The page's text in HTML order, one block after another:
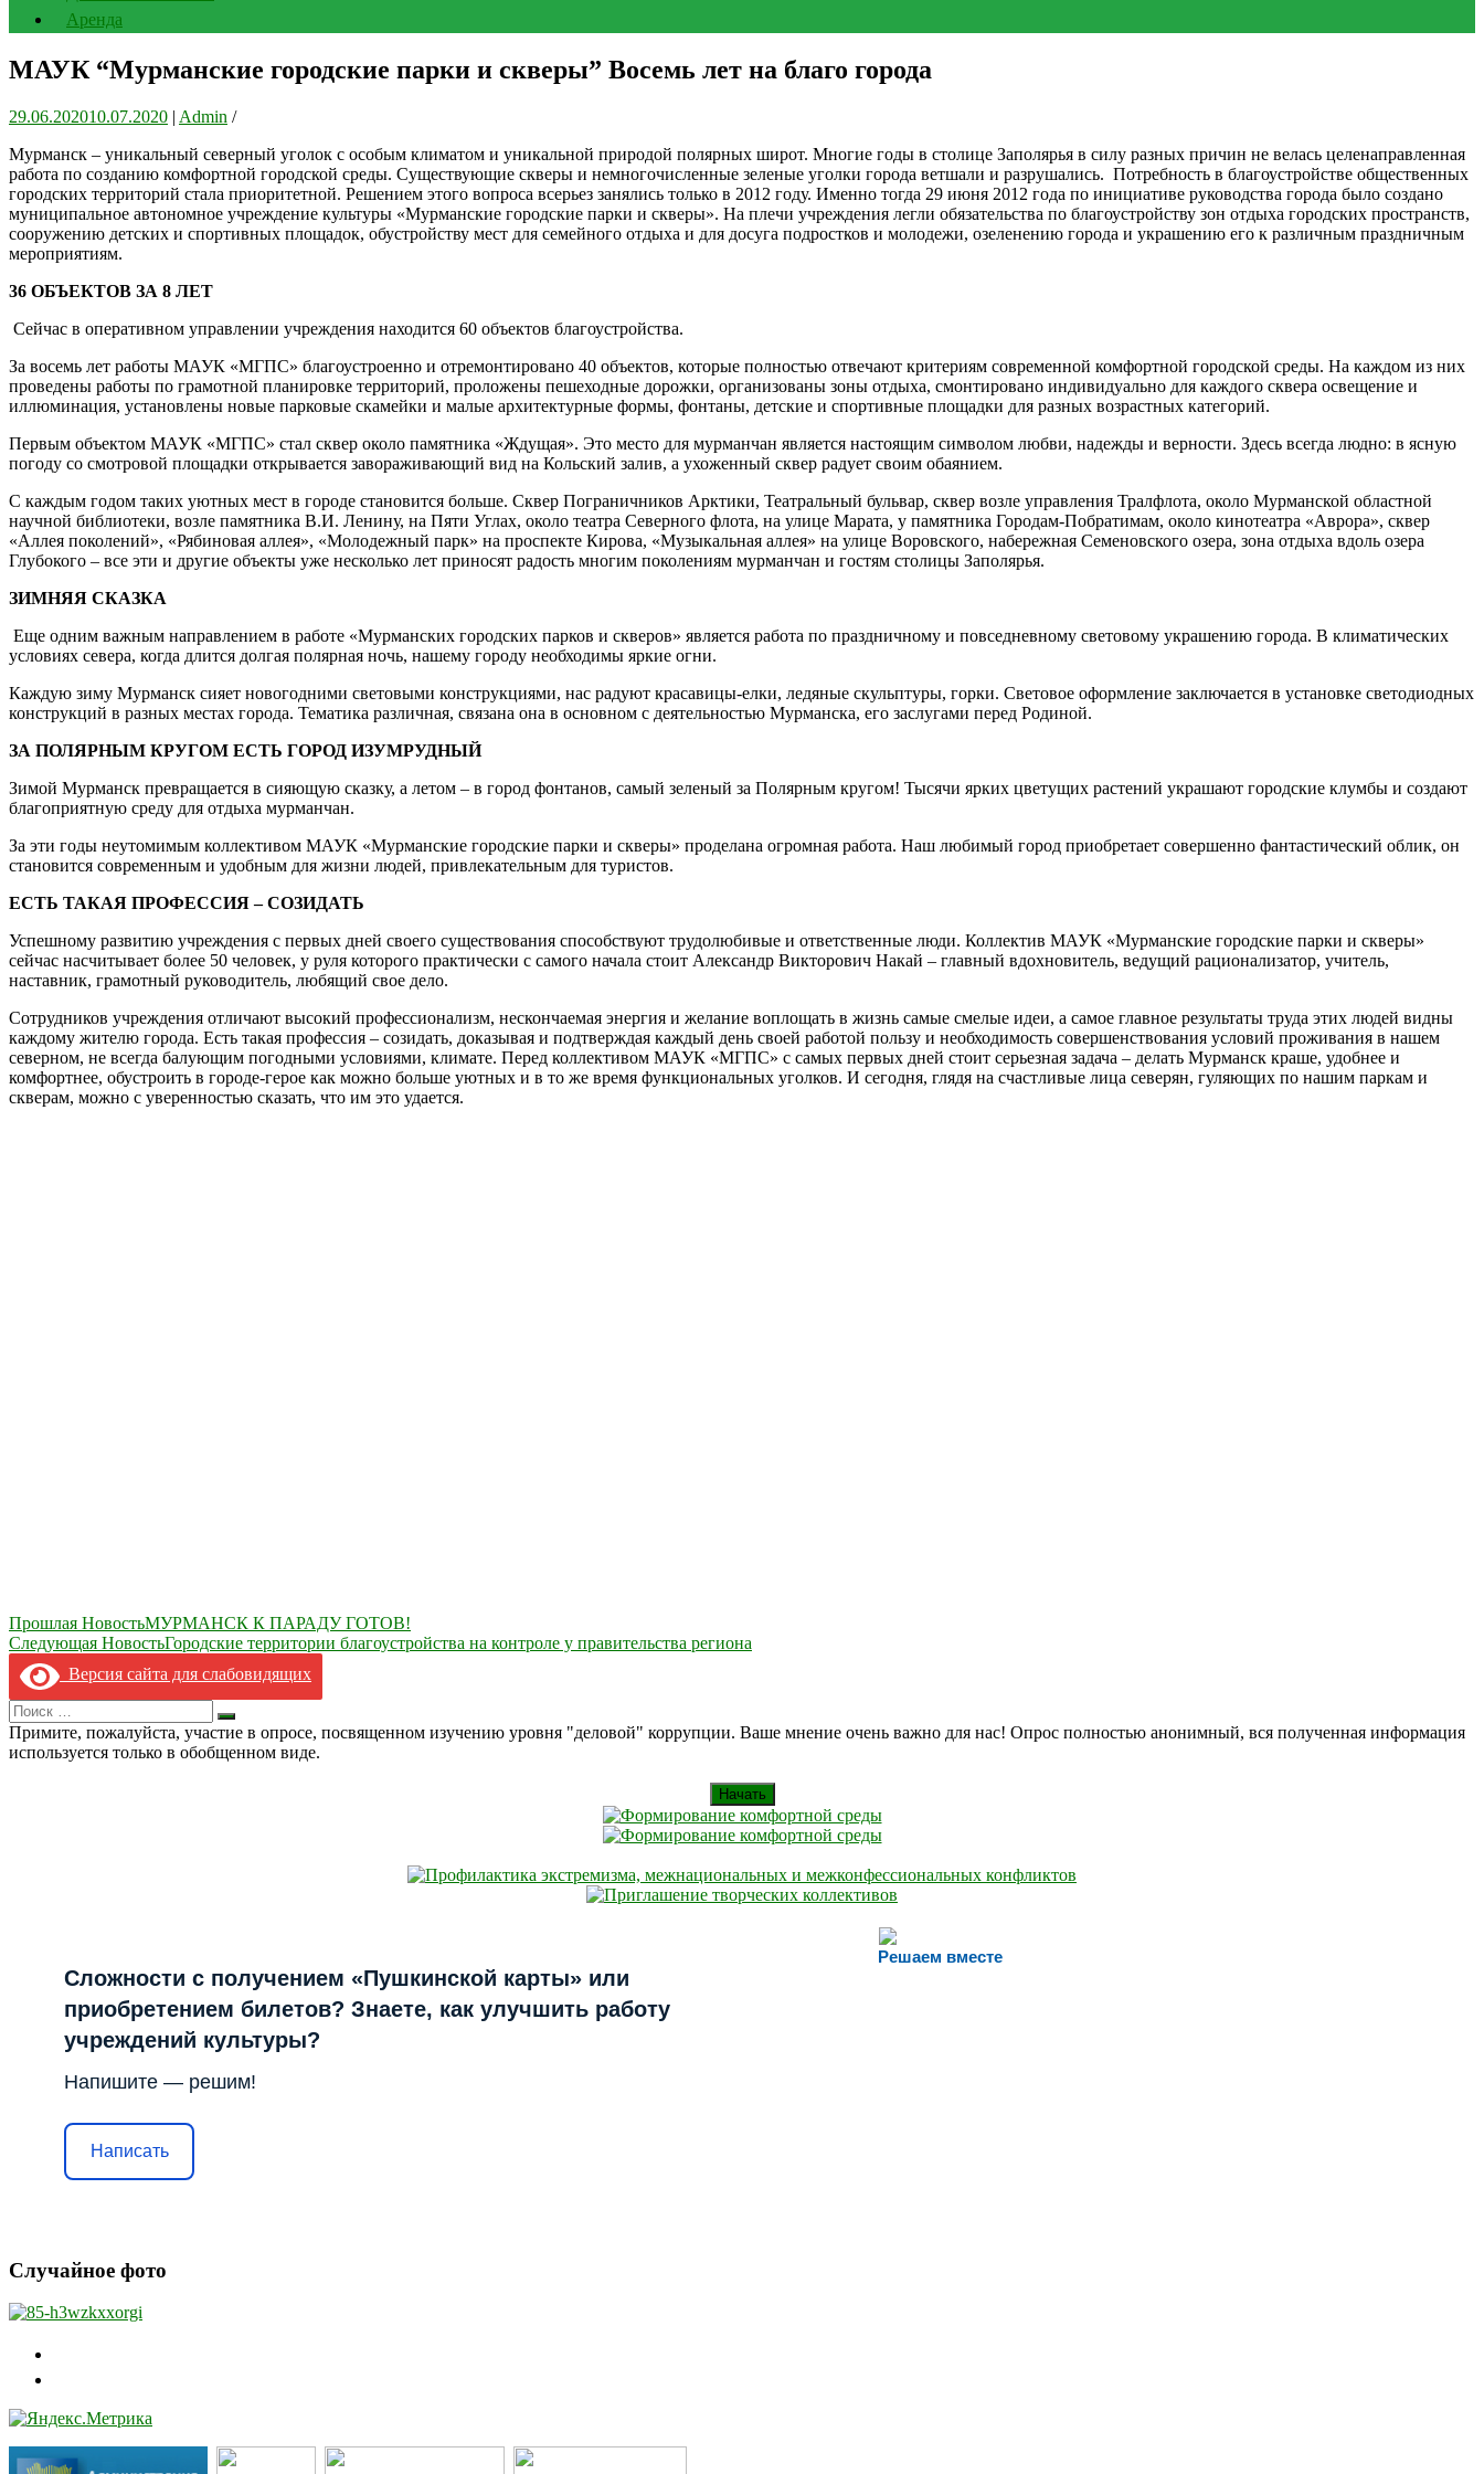
Аренда
МАУК “Мурманские городские парки и скверы” Восемь лет на благо города
29.06.202010.07.2020 | Admin /
Мурманск – уникальный северный уголок с особым климатом и уникальной природой полярных широт. Многие годы в столице Заполярья в силу разных причин не велась целенаправленная
работа по созданию комфортной городской среды. Существующие скверы и немногочисленные зеленые уголки города ветшали и разрушались. Потребность в благоустройстве общественных
городских территорий стала приоритетной. Решением этого вопроса всерьез занялись только в 2012 году. Именно тогда 29 июня 2012 года по инициативе руководства города было создано
муниципальное автономное учреждение культуры «Мурманские городские парки и скверы». На плечи учреждения легли обязательства по благоустройству зон отдыха городских пространств,
сооружению детских и спортивных площадок, обустройству мест для семейного отдыха и для досуга подростков и молодежи, озеленению города и украшению его к различным праздничным
мероприятиям.
36 ОБЪЕКТОВ ЗА 8 ЛЕТ
Сейчас в оперативном управлении учреждения находится 60 объектов благоустройства.
За восемь лет работы МАУК «МГПС» благоустроенно и отремонтировано 40 объектов, которые полностью отвечают критериям современной комфортной городской среды. На каждом из них
проведены работы по грамотной планировке территорий, проложены пешеходные дорожки, организованы зоны отдыха, смонтировано индивидуально для каждого сквера освещение и
иллюминация, установлены новые парковые скамейки и малые архитектурные формы, фонтаны, детские и спортивные площадки для разных возрастных категорий.
Первым объектом МАУК «МГПС» стал сквер около памятника «Ждущая». Это место для мурманчан является настоящим символом любви, надежды и верности. Здесь всегда людно: в ясную
погоду со смотровой площадки открывается завораживающий вид на Кольский залив, а ухоженный сквер радует своим обаянием.
С каждым годом таких уютных мест в городе становится больше. Сквер Пограничников Арктики, Театральный бульвар, сквер возле управления Тралфлота, около Мурманской областной
научной библиотеки, возле памятника В.И. Ленину, на Пяти Углах, около театра Северного флота, на улице Марата, у памятника Городам-Побратимам, около кинотеатра «Аврора», сквер
«Аллея поколений», «Рябиновая аллея», «Молодежный парк» на проспекте Кирова, «Музыкальная аллея» на улице Воровского, набережная Семеновского озера, зона отдыха вдоль озера
Глубокого – все эти и другие объекты уже несколько лет приносят радость многим поколениям мурманчан и гостям столицы Заполярья.
ЗИМНЯЯ СКАЗКА
Еще одним важным направлением в работе «Мурманских городских парков и скверов» является работа по праздничному и повседневному световому украшению города. В климатических
условиях севера, когда длится долгая полярная ночь, нашему городу необходимы яркие огни.
Каждую зиму Мурманск сияет новогодними световыми конструкциями, нас радуют красавицы-елки, ледяные скульптуры, горки. Световое оформление заключается в установке светодиодных
конструкций в разных местах города. Тематика различная, связана она в основном с деятельностью Мурманска, его заслугами перед Родиной.
ЗА ПОЛЯРНЫМ КРУГОМ ЕСТЬ ГОРОД ИЗУМРУДНЫЙ
Зимой Мурманск превращается в сияющую сказку, а летом – в город фонтанов, самый зеленый за Полярным кругом! Тысячи ярких цветущих растений украшают городские клумбы и создают
благоприятную среду для отдыха мурманчан.
За эти годы неутомимым коллективом МАУК «Мурманские городские парки и скверы» проделана огромная работа. Наш любимый город приобретает совершенно фантастический облик, он
становится современным и удобным для жизни людей, привлекательным для туристов.
ЕСТЬ ТАКАЯ ПРОФЕССИЯ – СОЗИДАТЬ
Успешному развитию учреждения с первых дней своего существования способствуют трудолюбивые и ответственные люди. Коллектив МАУК «Мурманские городские парки и скверы»
сейчас насчитывает более 50 человек, у руля которого практически с самого начала стоит Александр Викторович Накай – главный вдохновитель, ведущий рационализатор, учитель,
наставник, грамотный руководитель, любящий свое дело.
Сотрудников учреждения отличают высокий профессионализм, нескончаемая энергия и желание воплощать в жизнь самые смелые идеи, а самое главное результаты труда этих людей видны
каждому жителю города. Есть такая профессия – созидать, доказывая и подтверждая каждый день своей работой пользу и необходимость совершенствования условий проживания в нашем
северном, не всегда балующим погодными условиями, климате. Перед коллективом МАУК «МГПС» с самых первых дней стоит серьезная задача – делать Мурманск краше, удобнее и
комфортнее, обустроить в городе-герое как можно больше уютных и в то же время функциональных уголков. И сегодня, глядя на счастливые лица северян, гуляющих по нашим паркам и
скверам, можно с уверенностью сказать, что им это удается.
Навигация
по
записям
Прошлая НовостьМУРМАНСК К ПАРАДУ ГОТОВ!
Следующая НовостьГородские территории благоустройства на контроле у правительства региона
Версия сайта для слабовидящих
Search
for:
Искать
Примите, пожалуйста, участие в опросе, посвященном изучению уровня "деловой" коррупции. Ваше мнение очень важно для нас! Опрос полностью анонимный, вся полученная информация
используется только в обобщенном виде.
Начать
Решаем вместе
Сложности с получением «Пушкинской карты» или
приобретением билетов? Знаете, как улучшить работу
учреждений культуры?
Напишите — решим!
Написать
Случайное фото